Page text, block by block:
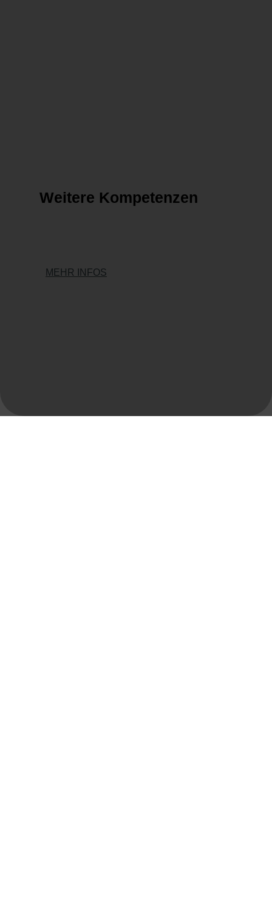
Weitere Kompetenzen
MEHR INFOS